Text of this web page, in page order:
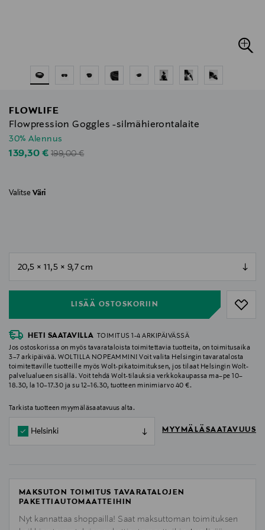
FLOWLIFE
Flowpression Goggles -silmähierontalaite
30% Alennus
Discounted Price
139,30 €Original Price
199,00 €
Valitse Väri
LISÄÄ OSTOSKORIIN
HETI SAATAVILLA
TOIMITUS 1-4 ARKIPÄIVÄSSÄ
Jos ostoskorissa on myös tavarataloista toimitettavia tuotteita, on toimitusaika
3–7 arkipäivää. WOLTILLA NOPEAMMIN! Voit valita Helsingin tavaratalosta
toimitettaville tuotteille myös Wolt-pikatoimituksen, jos tilaat Helsingin Wolt-
palvelualueen sisällä. Voit tehdä Wolt-tilauksia verkkokaupassa ma–pe 10–
18.30, la 10–17.30 ja su 12–16.30, tuotteen minimiarvo 40 €.
Tarkista tuotteen myymäläsaatavuus alta.
Helsinki MYYMÄLÄSAATAVUUS
MAKSUTON TOIMITUS TAVARATALOJEN
PAKETTIAUTOMAATTEIHIN
Nyt kannattaa shoppailla! Saat maksuttoman toimituksen